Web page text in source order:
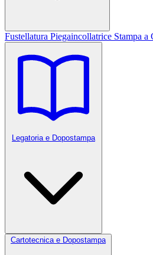
Fustellatura Piegaincollatrice Stampa a
Legatoria e Dopostampa
Cartotecnica e Dopostampa